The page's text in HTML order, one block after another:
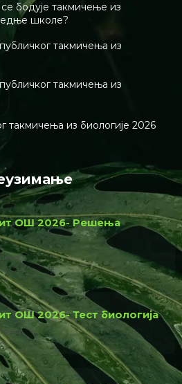
бодује такмичење из
школе?
такмичења из
такмичења из
такмичења из биологије 2026
ОШ 2026- Решења
ОШ 2026- Тест биологија